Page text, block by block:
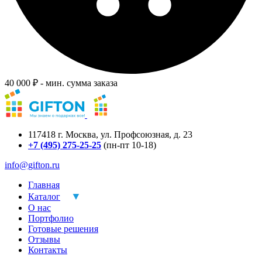
40 000 ₽ - мин. сумма заказа
117418 г. Москва, ул. Профсоюзная, д. 23
+7 (495) 275-25-25 (пн-пт 10-18)
info@gifton.ru
Главная
Каталог
О нас
Портфолио
Готовые решения
Отзывы
Контакты